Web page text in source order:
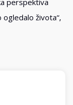
perspektiva
ogledalo života“,